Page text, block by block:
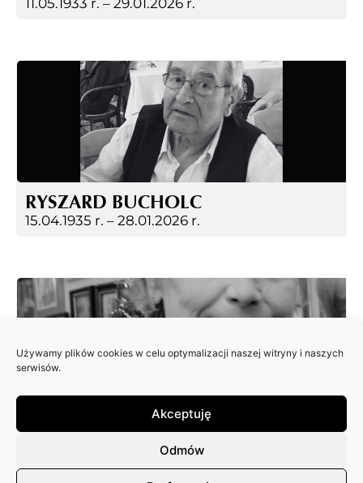
Używamy plików cookies w celu optymalizacji naszej witryny i naszych
serwisów.
Akceptuję
Odmów
11.05.1933 r. – 29.01.2026 r.
RYSZARD BUCHOLC
15.04.1935 r. – 28.01.2026 r.